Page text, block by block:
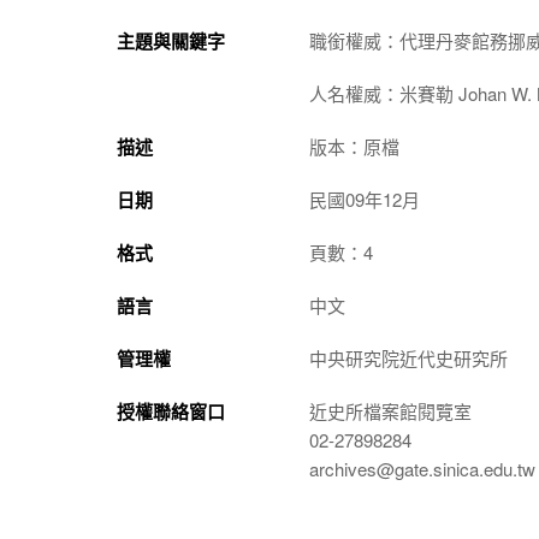
主題與關鍵字 職銜權威：代理丹麥館務挪
人名權威：米賽勒 Johan W.
描述 版本：原檔
日期 民國09年12月
格式 頁數：4
語言 中文
管理權 中央研究院近代史研究所
授權聯絡窗口
近史所檔案館閱覽室
02-27898284
archives@gate.sinica.edu.tw